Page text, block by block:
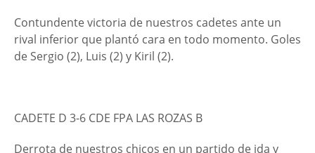
Contundente victoria de nuestros cadetes ante un
rival inferior que plantó cara en todo momento. Goles
de Sergio (2), Luis (2) y Kiril (2).
CADETE D 3-6 CDE FPA LAS ROZAS B
Derrota de nuestros chicos en un partido de ida y